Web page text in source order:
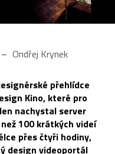
Ondřej Krynek
přehlídce
Kino, které pro
nachystal server
100 krátkých videí
přes čtyři hodiny,
design videoportál